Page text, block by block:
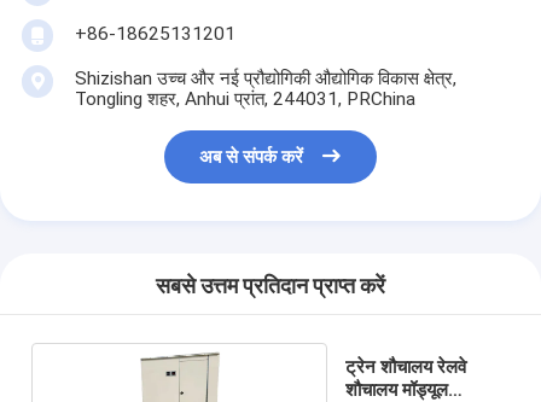
+86-18625131201
Shizishan उच्च और नई प्रौद्योगिकी औद्योगिक विकास क्षेत्र,
Tongling शहर, Anhui प्रांत, 244031, PRChina
अब से संपर्क करें
सबसे उत्तम प्रतिदान प्राप्त करें
ट्रेन शौचालय रेलवे
शौचालय मॉड्यूल